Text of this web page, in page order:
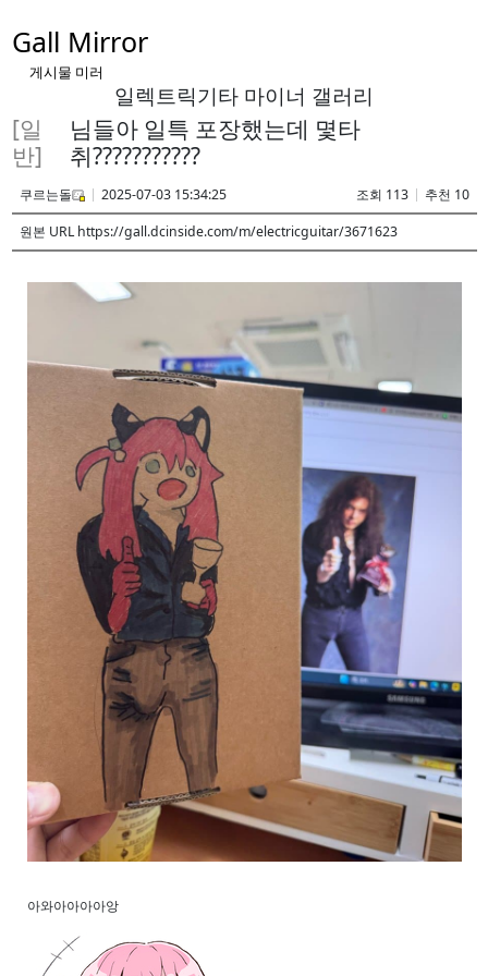
Gall Mirror
게시물 미러
일렉트릭기타 마이너 갤러리
[일
반]
님들아 일특 포장했는데 몇타
취???????????
쿠르는돌 2025-07-03 15:34:25 조회 113
추천 10
원본 URL https://gall.dcinside.com/m/electricguitar/3671623
아와아아아아앙